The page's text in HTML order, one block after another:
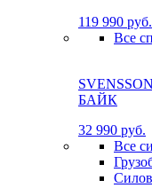
119 990 руб.
Все
БАЙК
32 990 руб.
Все